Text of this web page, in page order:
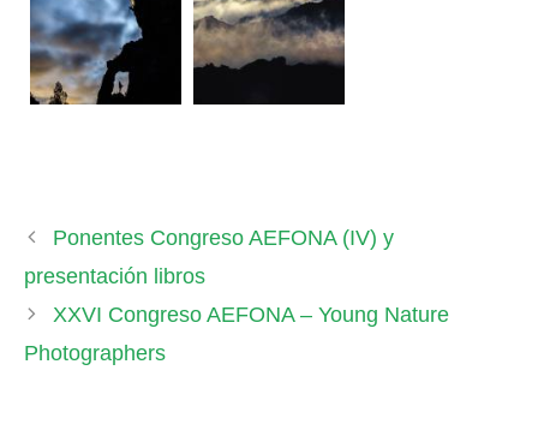
Ponentes Congreso AEFONA (IV) y
presentación libros
XXVI Congreso AEFONA – Young Nature
Photographers